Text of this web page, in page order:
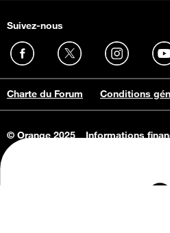
Suivez-nous
Charte du Forum Conditions
© Orange 2025
Informations